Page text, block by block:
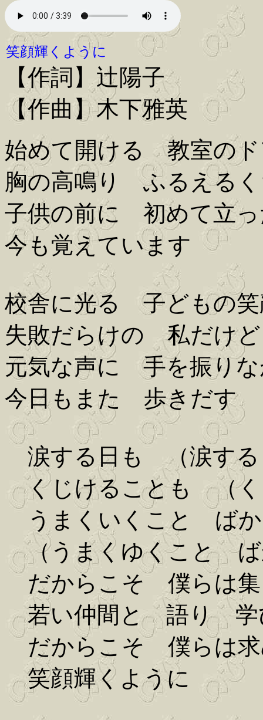
笑顔輝くように
【作詞】辻陽子
【作曲】木下雅英
始めて開ける 教室の
胸の高鳴り ふるえる
子供の前に 初めて立っ
今も覚えています
校舎に光る 子どもの笑
失敗だらけの 私だけど
元気な声に 手を振り
今日もまた 歩きだす
涙する日も （涙する
くじけることも （く
うまくいくこと ばか
（うまくゆくこと ば
だからこそ 僕らは集
若い仲間と 語り 学
だからこそ 僕らは求
笑顔輝くように